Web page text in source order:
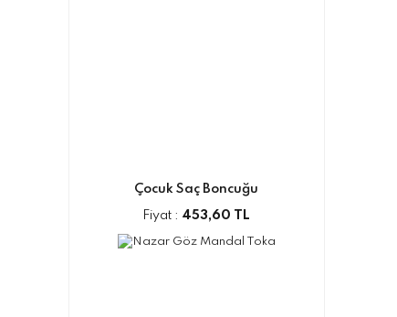
Çocuk Saç Boncuğu
Fiyat : 453,60 TL